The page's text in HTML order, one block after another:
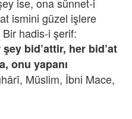
ismini güzel işlere
Bir hadis-i şerif:
bid’attir, her bid’at
onu yapanı
Müslim, İbni Mace,